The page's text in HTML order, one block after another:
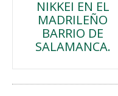
entradas
NIKKEI EN EL
MADRILEÑO
BARRIO DE
SALAMANCA.